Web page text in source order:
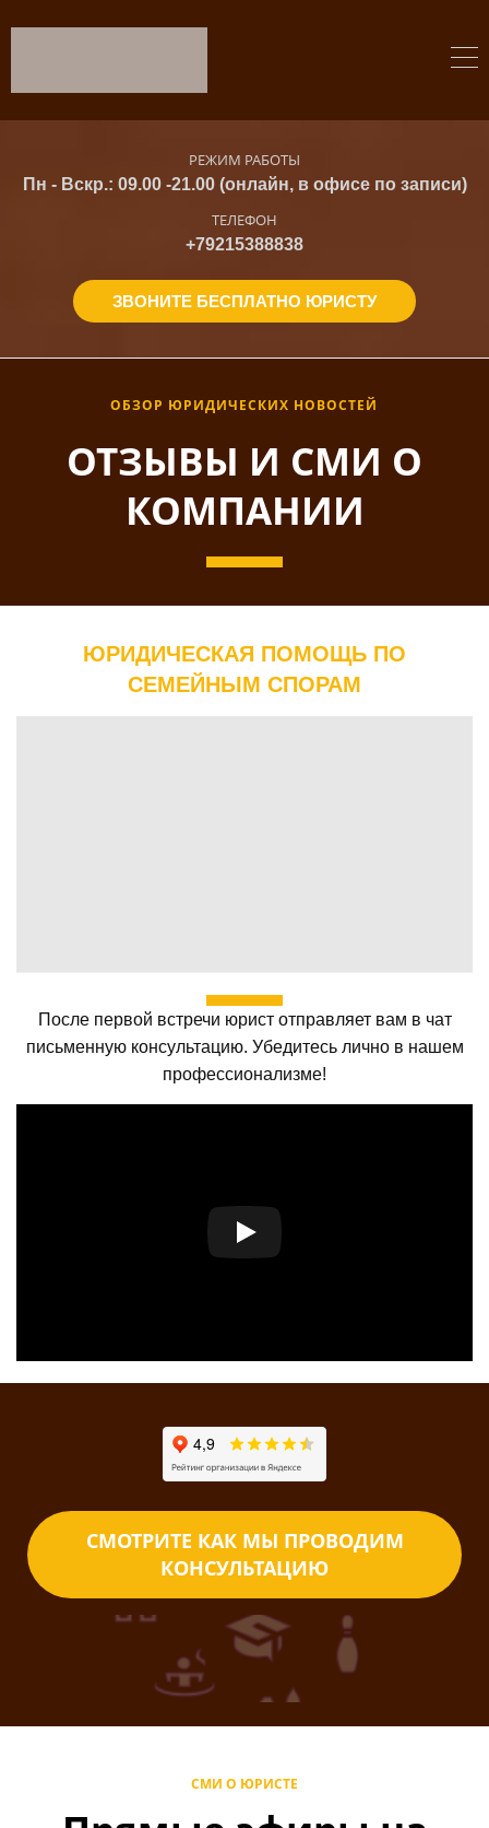
РЕЖИМ РАБОТЫ
Пн - Вскр.: 09.00 -21.00 (онлайн, в офисе по записи)
ТЕЛЕФОН
+79215388838
ЗВОНИТЕ БЕСПЛАТНО ЮРИСТУ
ОБЗОР ЮРИДИЧЕСКИХ НОВОСТЕЙ
ОТЗЫВЫ И СМИ О
КОМПАНИИ
ЮРИДИЧЕСКАЯ ПОМОЩЬ ПО
СЕМЕЙНЫМ СПОРАМ
После первой встречи юрист отправляет вам в чат
письменную консультацию. Убедитесь лично в нашем
профессионализме!
СМОТРИТЕ КАК МЫ ПРОВОДИМ
КОНСУЛЬТАЦИЮ
СМИ О ЮРИСТЕ